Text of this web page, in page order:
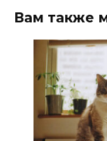
Вам также